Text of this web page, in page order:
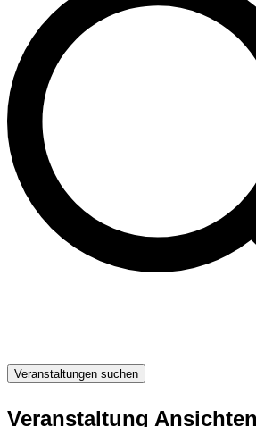
Veranstaltungen suchen
Veranstaltung